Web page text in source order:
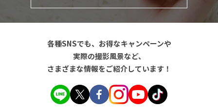
各種SNSでも、お得なキャンペーンや
実際の撮影風景など、
さまざまな情報をご紹介しています！